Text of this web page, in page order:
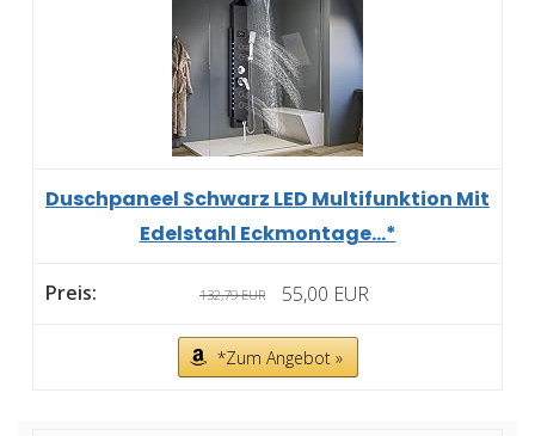
Duschpaneel Schwarz LED Multifunktion Mit
Edelstahl Eckmontage...*
132,79 EUR 55,00 EUR
*Zum Angebot »